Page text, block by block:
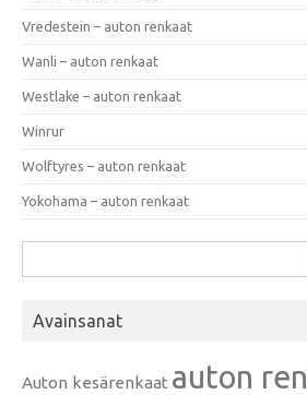
Vredestein – auton renkaat
Wanli – auton renkaat
Westlake – auton renkaat
Winrur
Wolftyres – auton renkaat
Yokohama – auton renkaat
Avainsanat
Auton kesärenkaat auton